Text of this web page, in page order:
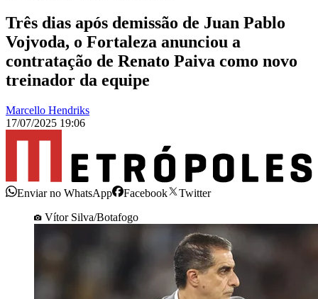
Três dias após demissão de Juan Pablo
Vojvoda, o Fortaleza anunciou a
contratação de Renato Paiva como novo
treinador da equipe
Marcello Hendriks
17/07/2025 19:06
Enviar no WhatsApp Facebook
Twitter
Vítor Silva/Botafogo